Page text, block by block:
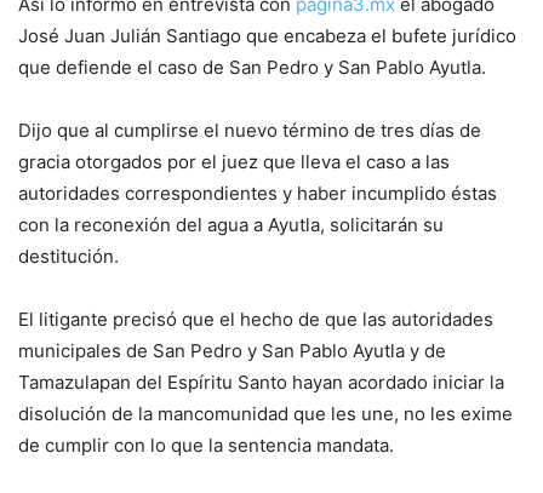
José Juan Julián Santiago que encabeza el bufete jurídico
que defiende el caso de San Pedro y San Pablo Ayutla.
Dijo que al cumplirse el nuevo término de tres días de
gracia otorgados por el juez que lleva el caso a las
autoridades correspondientes y haber incumplido éstas
con la reconexión del agua a Ayutla, solicitarán su
destitución.
El litigante precisó que el hecho de que las autoridades
municipales de San Pedro y San Pablo Ayutla y de
Tamazulapan del Espíritu Santo hayan acordado iniciar la
disolución de la mancomunidad que les une, no les exime
de cumplir con lo que la sentencia mandata.